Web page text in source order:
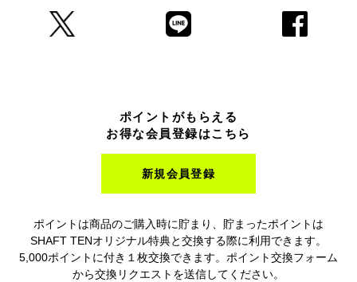
ポイントがもらえる
お得な会員登録はこちら
新規会員登録
ポイントは商品のご購入時に貯まり、貯まったポイントは
SHAFT TENオリジナル特典と交換する際に利用できます。
5,000ポイントに付き１枚交換できます。ポイント交換フォーム
から交換リクエストを送信してください。